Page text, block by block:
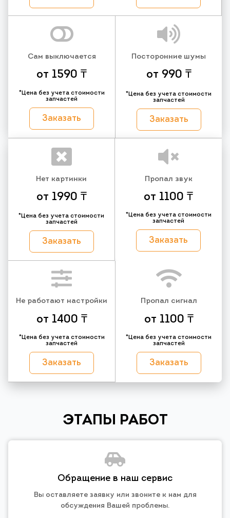
Сам выключается
от 1590 ₸
*Цена без учета стоимости
запчастей
Заказать
Посторонние шумы
от 990 ₸
*Цена без учета стоимости
запчастей
Заказать
Нет картинки
от 1990 ₸
*Цена без учета стоимости
запчастей
Заказать
Пропал звук
от 1100 ₸
*Цена без учета стоимости
запчастей
Заказать
Не работают настройки
от 1400 ₸
*Цена без учета стоимости
запчастей
Заказать
Пропал сигнал
от 1100 ₸
*Цена без учета стоимости
запчастей
Заказать
ЭТАПЫ РАБОТ
Обращение в наш сервис
Вы оставляете заявку или звоните к нам для
обсуждения Вашей проблемы.